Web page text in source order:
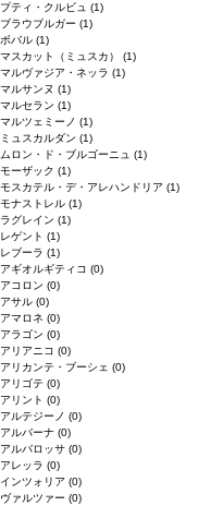
プティ・クルビュ (1)
ブラウブルガー (1)
ボバル (1)
マスカット（ミュスカ） (1)
マルヴァジア・ネッラ (1)
マルサンヌ (1)
マルセラン (1)
マルツェミーノ (1)
ミュスカルダン (1)
ムロン・ド・ブルゴーニュ (1)
モーザック (1)
モスカテル・デ・アレハンドリア (1)
モナストレル (1)
ラグレイン (1)
レゲント (1)
レブーラ (1)
アギオルギティコ (0)
アコロン (0)
アサル (0)
アマロネ (0)
アラゴン (0)
アリアニコ (0)
アリカンテ・ブーシェ (0)
アリゴテ (0)
アリント (0)
アルテジーノ (0)
アルバーナ (0)
アルバロッサ (0)
アレッラ (0)
インツォリア (0)
ヴァルツァー (0)